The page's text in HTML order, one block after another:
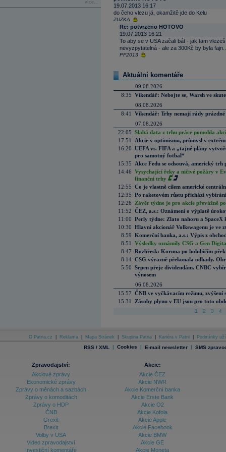
více...
19.07.2013 16:17
do čeho vlezu já, okamžitě jde do Kelu
ZUZKA
Re: potvrzeno HOTOVO
19.07.2013 16:21
To aby se v USA začali bát - jak tam
nevyzpytatelná - ale za 300Kč by byla
PF2013
Aktuální komentáře
09.08.2026
8:35 Víkendář: Nebojte se, Warsh ve
08.08.2026
8:41
Víkendář: Trhy nemají rády prázdné
07.08.2026
22:05 Slabá data z trhu práce pomohla
17:51
Akcie v optimismu, průmysl v
16:20 UEFA vs. FIFA a „tajné plány
pro samotný fotbal“
15:35
Akce Fedu se odsouvá, americký
14:46 Vysychající řeky a ničivé požáry v
finanční trhy
12:55 Co je vlastně cílem americké
12:35 Po raketovém růstu přichází
12:26
Závěr týdne je pro akcie převážně
11:52 ČEZ, a.s.: Oznámení o výplatě
11:00 Perly týdne: Zlato nahoru a SpaceX
10:30 Hlavní akcionář Volkswagenu je ve
8:59 Komerční banka, a.s.: Výpis z
8:51
Výsledky oznámily CSG a Gen
8:47 Rozbřesk: Koruna po holubičím
8:14 CSG výrazně překonala odhady.
5:50 Srpen přeje dividendám. CNBC
výnosem
06.08.2026
15:57 ČNB ve vyčkávacím režimu, zvýšení
15:31
Zásoby plynu v EU jsou pro toto
1 2 3 4
O Patria.cz Reklama Mapa Stránek Skupina Patria Kariéra v Patrii Podmínky
RSS / XML | Cookies | E-mail newsletter | SMS
Zpravodajství:
Akciové zprávy
Ekonomické zprávy
Zprávy o měnách a sazbách
Zprávy o komoditách
Zprávy o HDP
ČNB
Grexit
Brexit
Volby v USA
Video zpravodajství
Investiční komentáře
Akcie:
Akcie ČEZ
Akcie NWR
Akcie Komerční banka
Akcie Erste Bank
Akcie O2
Akcie Kofola
Akcie Apple
Akcie Facebook
Akcie BMW
Akcie GE
Akcie Moneta